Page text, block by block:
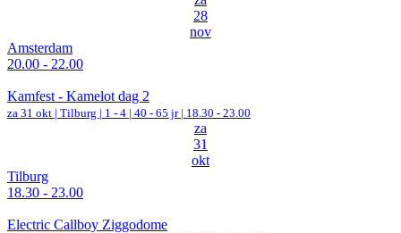
28
nov
Amsterdam
20.00 - 22.00
Kamfest - Kamelot dag 2
za 31 okt | Tilburg | 1 - 4 | 40 - 65 jr | 18.30 - 23.00
za
31
okt
Tilburg
18.30 - 23.00
Electric Callboy Ziggodome